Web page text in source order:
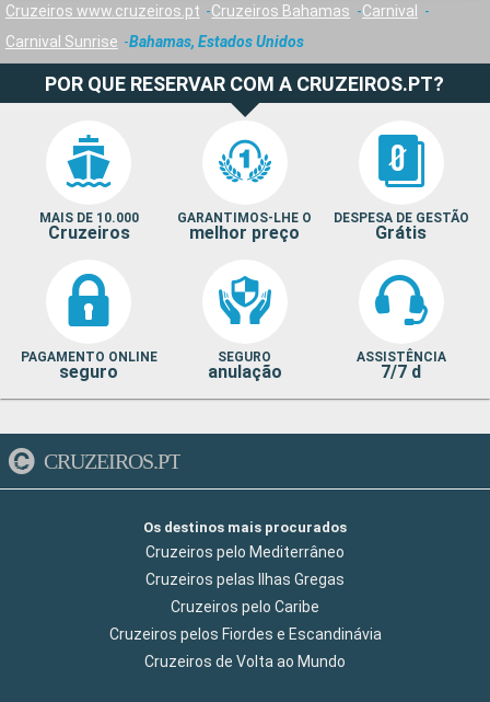
Cruzeiros www.cruzeiros.pt Cruzeiros Bahamas
Carnival
Carnival Sunrise
Bahamas, Estados Unidos
POR QUE RESERVAR COM A CRUZEIROS.PT?
MAIS DE 10.000
Cruzeiros
GARANTIMOS-LHE O
melhor preço
DESPESA DE GESTÃO
Grátis
PAGAMENTO ONLINE
seguro
SEGURO
anulação
ASSISTÊNCIA
7/7 d
CRUZEIROS.PT
Os destinos mais procurados
Cruzeiros pelo Mediterrâneo
Cruzeiros pelas Ilhas Gregas
Cruzeiros pelo Caribe
Cruzeiros pelos Fiordes e Escandinávia
Cruzeiros de Volta ao Mundo